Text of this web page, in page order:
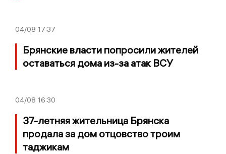
04/08 17:37
Брянские власти попросили жителей
оставаться дома из-за атак ВСУ
04/08 16:30
37-летняя жительница Брянска
продала за дом отцовство троим
таджикам